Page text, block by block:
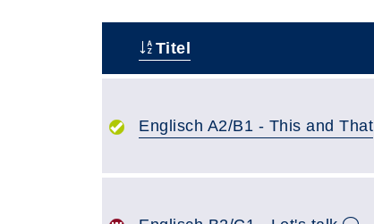
Titel
Englisch A2/B1 - This and That